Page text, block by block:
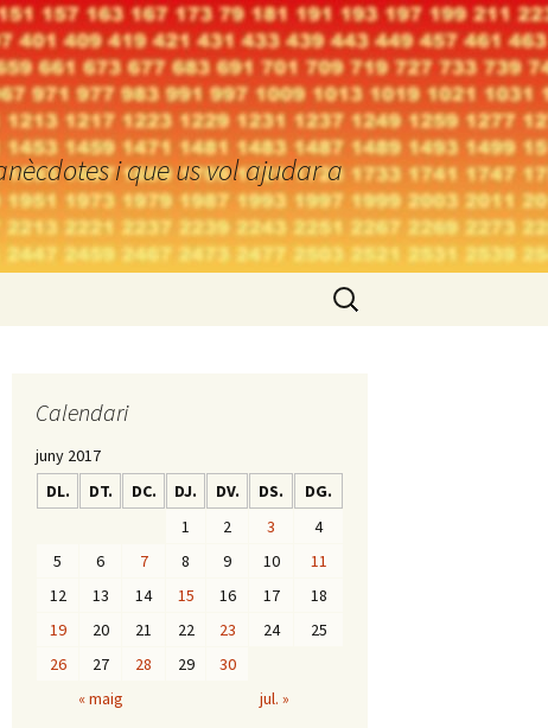
i que us vol ajudar a
Cerca:
Calendari
juny 2017
DL.
DT. DC. DJ. DV. DS. DG.
« maig jul. »
1 2 3
4
5
6 7 8 9 10
11
12
13 14 15 16 17
18
19
20 21 22 23 24
25
26
27 28 29 30